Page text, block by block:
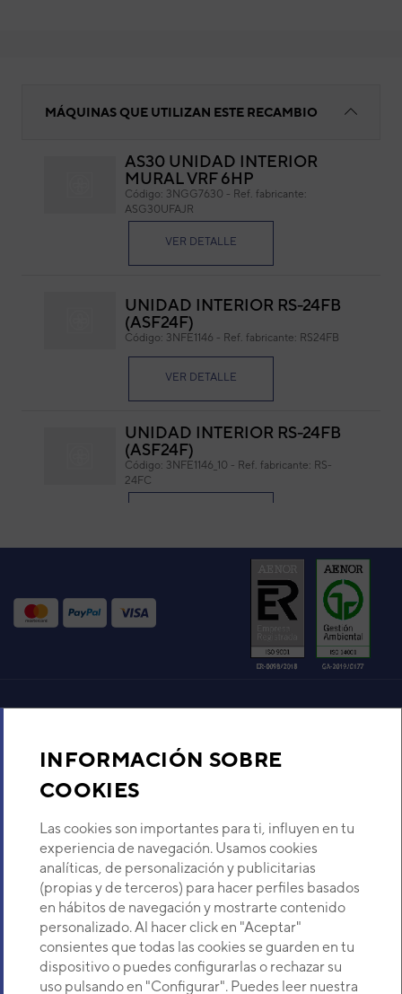
INFORMACIÓN SOBRE
COOKIES
Las cookies son importantes para ti, influyen en tu
experiencia de navegación. Usamos cookies
analíticas, de personalización y publicitarias
(propias y de terceros) para hacer perfiles basados
en hábitos de navegación y mostrarte contenido
personalizado. Al hacer click en "Aceptar"
consientes que todas las cookies se guarden en tu
dispositivo o puedes configurarlas o rechazar su
uso pulsando en "Configurar". Puedes leer nuestra
MÁQUINAS QUE UTILIZAN ESTE RECAMBIO
AS30 UNIDAD INTERIOR
MURAL VRF 6HP
Código: 3NGG7630 - Ref. fabricante:
ASG30UFAJR
VER DETALLE
UNIDAD INTERIOR RS-24FB
(ASF24F)
Código: 3NFE1146 - Ref. fabricante: RS24FB
VER DETALLE
UNIDAD INTERIOR RS-24FB
(ASF24F)
Código: 3NFE1146_10 - Ref. fabricante: RS-
24FC
ASYE50 MURAL VRF SERIE V
Ref. fabricante:
ASYA18LATF
UNIDAD INTERIOR ASG 24EN
ASG24EBAW
UI PARED EEV INTEGRADA
ASHA30LATH
Código: 3IVG2006- Ref. fabricante:
ASHA30LATH
VER DETALLE
U. INTERIOR RSM-18LB MULTI
Sobre Nosotros
Descubre Eurofred
Dónde Estamos
¿Buscas un servicio técnico?